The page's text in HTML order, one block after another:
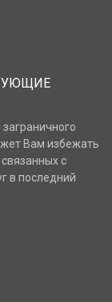
Вам избежать
с
в последний